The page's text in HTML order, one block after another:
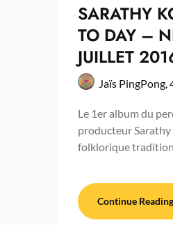
SARATHY
TO DAY –
JUILLET
Jaïs PingPong,
Le 1er album du
producteur
folklorique
Continue Reading